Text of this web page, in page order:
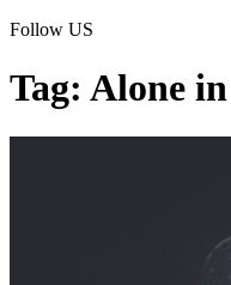
Follow US
Tag: Alone